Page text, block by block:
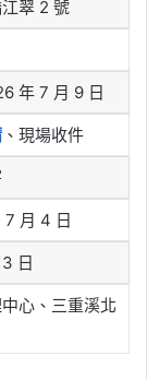
翠 2 號
年 7 月 9 日
、現場收件
月 4 日
日
心、三重溪北